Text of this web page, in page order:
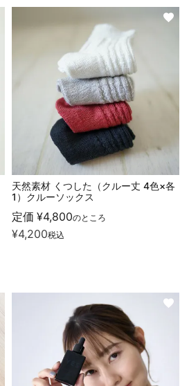
天然素材 くつした（クルー丈 4色×各
1）クルーソックス
定価 ¥4,800のところ
¥4,200税込